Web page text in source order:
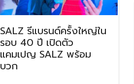
SALZ รีแบรนด์ครั้งใหญ่ใน
รอบ 40 ปี เปิดตัว
แคมเปญ SALZ พร้อม
บวก